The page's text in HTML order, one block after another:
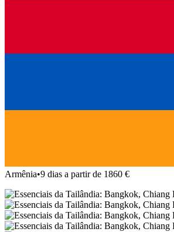
Armênia•9 dias a partir de 1860 €